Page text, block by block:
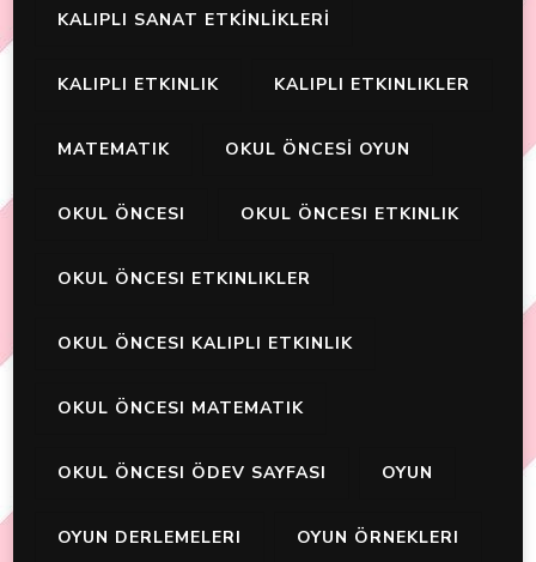
KALIPLI SANAT ETKİNLİKLERİ
KALIPLI ETKINLIK KALIPLI ETKINLIKLER
MATEMATIK OKUL ÖNCESİ OYUN
OKUL ÖNCESI OKUL ÖNCESI ETKINLIK
OKUL ÖNCESI ETKINLIKLER
OKUL ÖNCESI KALIPLI ETKINLIK
OKUL ÖNCESI MATEMATIK
OKUL ÖNCESI ÖDEV SAYFASI OYUN
OYUN DERLEMELERI OYUN ÖRNEKLERI